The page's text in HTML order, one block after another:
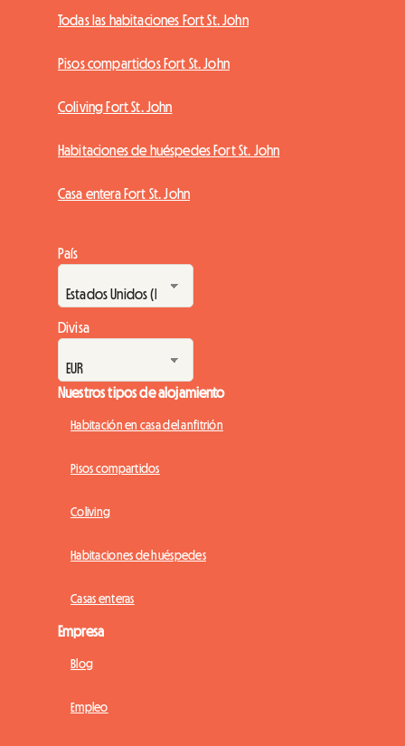
Todas las habitaciones Fort St. John
Pisos compartidos Fort St. John
Coliving Fort St. John
Habitaciones de huéspedes Fort St. John
Casa entera Fort St. John
País
Divisa
Nuestros tipos de alojamiento
Habitación en casa del anfitrión
Pisos compartidos
Coliving
Habitaciones de huéspedes
Casas enteras
Empresa
Blog
Empleo